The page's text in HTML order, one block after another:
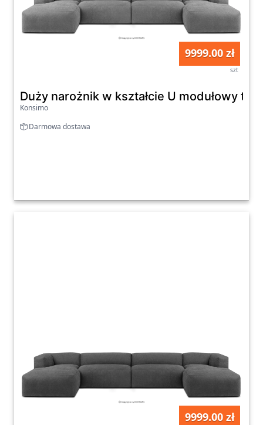
9999.00 zł
szt
Duży narożnik w kształcie U modułowy
Konsimo
Darmowa dostawa
9999.00 zł